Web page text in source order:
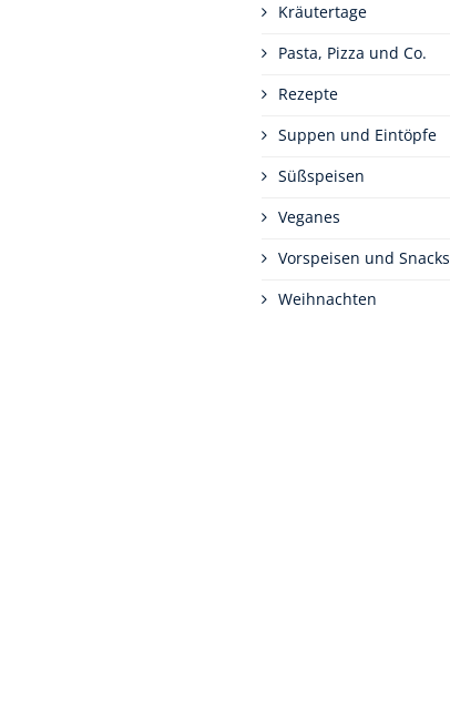
Kräutertage
Pasta, Pizza und Co.
Rezepte
Suppen und Eintöpfe
Süßspeisen
Veganes
Vorspeisen und Snacks
Weihnachten